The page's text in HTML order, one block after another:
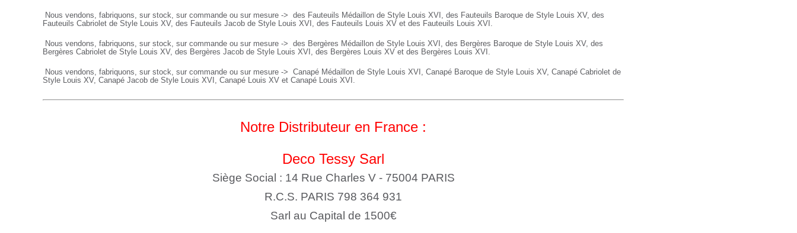
Nous vendons, fabriquons, sur stock, sur commande ou sur mesure -> des Fauteuils Médaillon de Style Louis XVI, des Fauteuils Baroque de Style Louis XV, des
Fauteuils Cabriolet de Style Louis XV, des Fauteuils Jacob de Style Louis XVI, des Fauteuils Louis XV et des Fauteuils Louis XVI.
Nous vendons, fabriquons, sur stock, sur commande ou sur mesure -> des Bergères Médaillon de Style Louis XVI, des Bergères Baroque de Style Louis XV, des
Bergères Cabriolet de Style Louis XV, des Bergères Jacob de Style Louis XVI, des Bergères Louis XV et des Bergères Louis XVI.
Nous vendons, fabriquons, sur stock, sur commande ou sur mesure -> Canapé Médaillon de Style Louis XVI, Canapé Baroque de Style Louis XV, Canapé Cabriolet de
Style Louis XV, Canapé Jacob de Style Louis XVI, Canapé Louis XV et Canapé Louis XVI.
Notre Distributeur en France :
Deco Tessy Sarl
Siège Social : 14 Rue Charles V - 75004 PARIS
R.C.S. PARIS 798 364 931
Sarl au Capital de 1500€